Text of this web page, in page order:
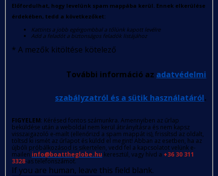
Előfordulhat, hogy levelünk spam mappába kerül. Ennek elkerülése
érdekében, tedd a következőket:
Kattints a jobb egérgombbal a tőlünk kapott levélre
Add a feladót a biztonságos feladók listájához
* A mezők kitöltése kötelező
További információ az adatvédelmi
szabályzatról és a sütik használatáról.
FIGYELEM: Kérésed fontos számunkra. Amennyiben az űrlap
beküldése után a weboldal nem kerül átirányításra és nem kapsz
visszaigazoló e-mailt (ellenőrizd a spam mappát is), frissítsd az oldalt,
töltsd ki ismét az űrlapot és küldd el megint! Abban az esetben, ha az
újbóli próbálkozásod is sikertelen, vedd fel a kapcsolatot velünk e-
mailen info@boattheglobe.hu keresztül, vagy hívd a +36 30 311
3328-as telefonszámot.
If you are human, leave this field blank.